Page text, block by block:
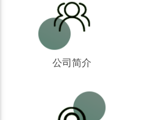
公司简介